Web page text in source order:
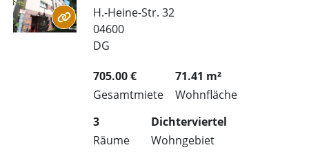
H.-Heine-Str. 32
04600
DG
705.00 €
Gesamtmiete
71.41 m²
Wohnfläche
3
Räume
Dichterviertel
Wohngebiet